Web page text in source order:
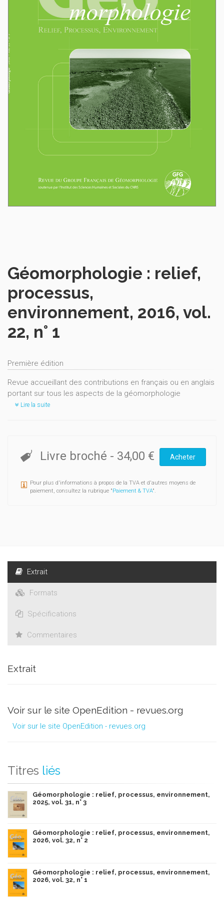
Géomorphologie : relief,
processus,
environnement, 2016, vol.
22, n° 1
Première édition
Revue accueillant des contributions en français ou en anglais
portant sur tous les aspects de la géomorphologie
Lire la suite
Livre broché - 34,00 € Acheter
Pour plus d'informations à propos de la TVA et d'autres moyens de
paiement, consultez la rubrique "Paiement & TVA".
Extrait
Formats
Spécifications
Commentaires
Extrait
Voir sur le site OpenEdition - revues.org
Voir sur le site OpenEdition - revues.org
Titres liés
Géomorphologie : relief, processus, environnement,
2025, vol. 31, n° 3
Géomorphologie : relief, processus, environnement,
2026, vol. 32, n° 2
Géomorphologie : relief, processus, environnement,
2026, vol. 32, n° 1